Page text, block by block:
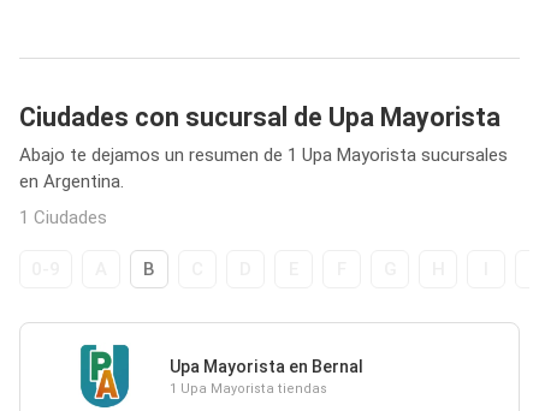
Ciudades con sucursal de Upa Mayorista
Abajo te dejamos un resumen de 1 Upa Mayorista sucursales
en Argentina.
1 Ciudades
B
Upa Mayorista en Bernal
1 Upa Mayorista tiendas